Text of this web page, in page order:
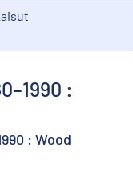
:
: Wood